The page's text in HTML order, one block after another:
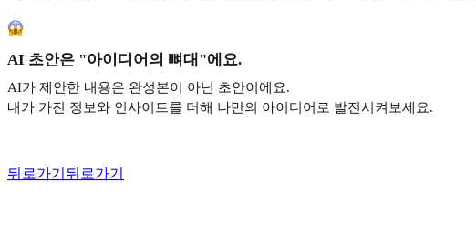
AI 초안은 "아이디어의 뼈대"에요.
AI가 제안한 내용은 완성본이 아닌 초안이에요.
내가 가진 정보와 인사이트를 더해 나만의 아이디어로 발전시켜보세요.
뒤로가기 뒤로가기